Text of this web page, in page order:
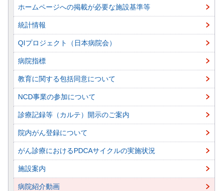
ホームページへの掲載が必要な施設基準等
統計情報
QIプロジェクト（日本病院会）
病院指標
教育に関する包括同意について
NCD事業の参加について
診療記録等（カルテ）開示のご案内
院内がん登録について
がん診療におけるPDCAサイクルの実施状況
施設案内
病院紹介動画